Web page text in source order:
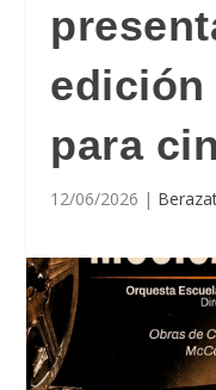
edición
para
12/06/2026 |